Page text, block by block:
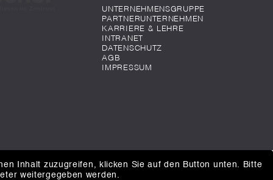
UNTERNEHMENSGRUPPE
PARTNERUNTERNEHMEN
KARRIERE & LEHRE
INTRANET
DATENSCHUTZ
AGB
IMPRESSUM
Inhalt zuzugreifen, klicken Sie auf den Button unten. Bitte
weitergegeben werden.